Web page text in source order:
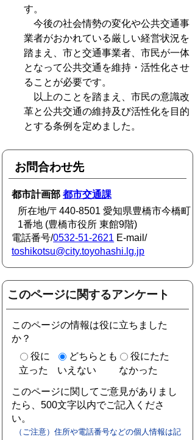
す。
今後の社会情勢の変化や公共交通事
業者がおかれている厳しい経営状況を
踏まえ、市と交通事業者、市民が一体
となって公共交通を維持・活性化させ
ることが必要です。
以上のことを踏まえ、市民の意識改
革と公共交通の維持及び活性化を目的
とする条例を定めました。
お問合わせ先
都市計画部都市交通課
所在地/〒440-8501 愛知県豊橋市今橋町
1番地 (豊橋市役所 東館9階)
電話番号/0532-51-2621 E-mail/
toshikotsu@city.toyohashi.lg.jp
このページに関するアンケート
このページの情報は役に立ちました
か？
役に
立った
どちらとも
いえない
役にたた
なかった
このページに関してご意見がありまし
たら、500文字以内でご記入くださ
い。
（ご注意）住所や電話番号などの個人情報は記